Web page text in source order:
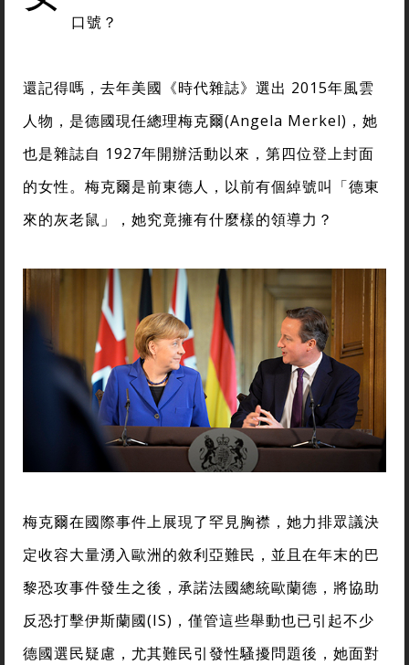
口號？
還記得嗎，去年美國《時代雜誌》選出 2015年風雲
人物，是德國現任總理梅克爾(Angela Merkel)，她
也是雜誌自 1927年開辦活動以來，第四位登上封面
的女性。梅克爾是前東德人，以前有個綽號叫「德東
來的灰老鼠」，她究竟擁有什麼樣的領導力？
梅克爾在國際事件上展現了罕見胸襟，她力排眾議決
定收容大量湧入歐洲的敘利亞難民，並且在年末的巴
黎恐攻事件發生之後，承諾法國總統歐蘭德，將協助
反恐打擊伊斯蘭國(IS)，僅管這些舉動也已引起不少
德國選民疑慮，尤其難民引發性騷擾問題後，她面對